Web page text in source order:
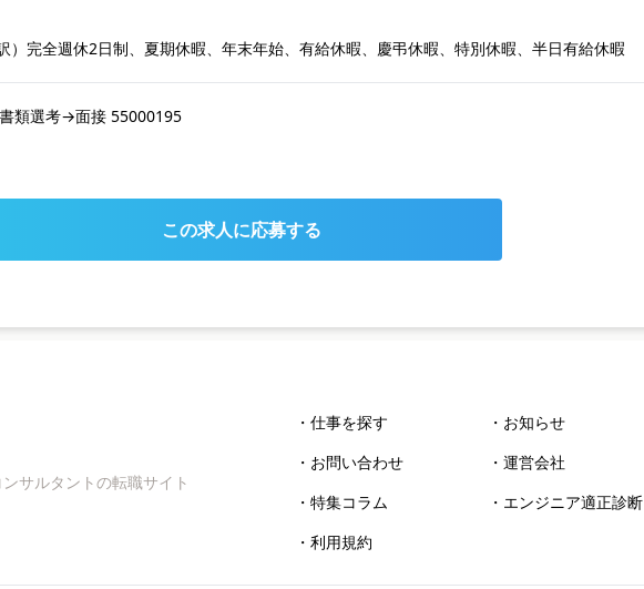
）完全週休2日制、夏期休暇、年末年始、有給休暇、慶弔休暇、特別休暇、半日有給休暇
類選考→面接 55000195
この求人に応募する
サルタントの転職サイト
・仕事を探す ・お知らせ
・お問い合わせ
・運営会社
・特集コラム
・エンジニア適正診断
・利用規約